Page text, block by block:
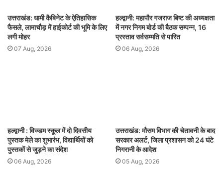
उत्तराखंड: धामी कैबिनेट के ऐतिहासिक
फैसले, लामाचौड़ में हाईकोर्ट की भूमि के लिए
लगी मोहर
07 Aug, 2026
हल्द्वानी: महापौर गजराज बिष्ट की अध्यक्षता
में नगर निगम बोर्ड की बैठक सम्पन्न, 16
प्रस्ताव सर्वसम्मति से पारित
06 Aug, 2026
हल्द्वानी : विज्डम स्कूल में दो दिवसीय
पुस्तक मेले का शुभारंभ, विद्यार्थियों को
पुस्तकों से जुड़ने का संदेश
06 Aug, 2026
उत्तराखंड: मौसम विभाग की चेतावनी के बाद
सरकार अलर्ट, जिला प्रशासन को 24 घंटे
निगरानी के आदेश
05 Aug, 2026